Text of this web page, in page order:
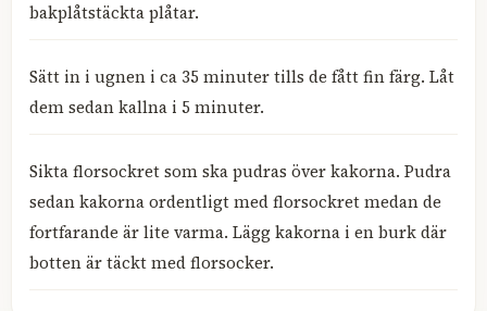
bakplåtstäckta plåtar.
Sätt in i ugnen i ca 35 minuter tills de fått fin färg. Låt
dem sedan kallna i 5 minuter.
Sikta florsockret som ska pudras över kakorna. Pudra
sedan kakorna ordentligt med florsockret medan de
fortfarande är lite varma. Lägg kakorna i en burk där
botten är täckt med florsocker.